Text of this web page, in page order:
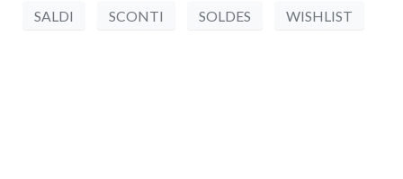
SALDI
SCONTI SOLDES WISHLIST